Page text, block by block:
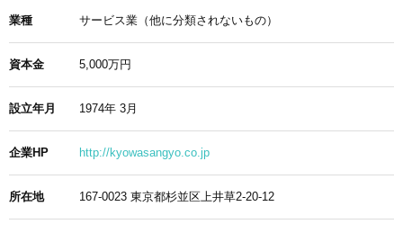
業種 サービス業（他に分類されないもの）
資本金 5,000万円
設立年月 1974年 3月
企業HP http://kyowasangyo.co.jp
所在地 167-0023 東京都杉並区上井草2-20-12